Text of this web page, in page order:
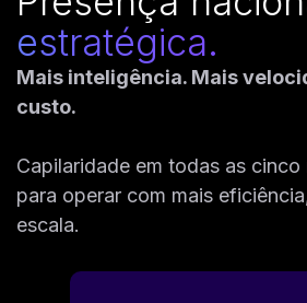
A malha que
estratégica.
Mais inteligência. Mais
custo.
Capilaridade em todas as
para operar com mais
escala.